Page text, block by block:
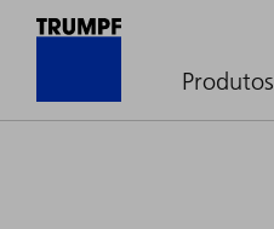
Produtos